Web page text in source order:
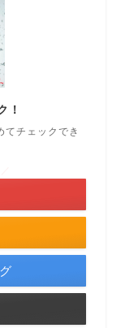
！
てチェックでき